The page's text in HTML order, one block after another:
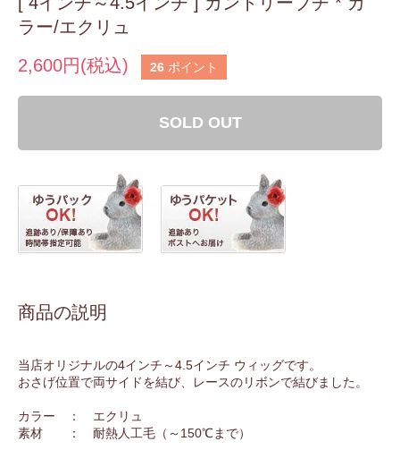
ラー/エクリュ
2,600円(税込)
26 ポイント
SOLD OUT
商品の説明
当店オリジナルの4インチ～4.5インチ ウィッグです。
おさげ位置で両サイドを結び、レースのリボンで結びました。
カラー ： エクリュ
素材 ： 耐熱人工毛（～150℃まで）